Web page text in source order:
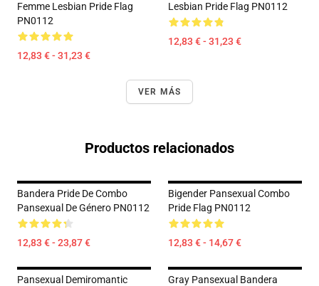
Femme Lesbian Pride Flag
PN0112
12,83 € - 31,23 €
Lesbian Pride Flag PN0112
12,83 € - 31,23 €
VER MÁS
Productos relacionados
Bandera Pride De Combo
Pansexual De Género PN0112
12,83 € - 23,87 €
Bigender Pansexual Combo
Pride Flag PN0112
12,83 € - 14,67 €
Pansexual Demiromantic
Gray Pansexual Bandera